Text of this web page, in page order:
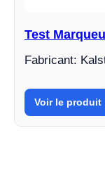
Test
Fabricant:
Voir le produit